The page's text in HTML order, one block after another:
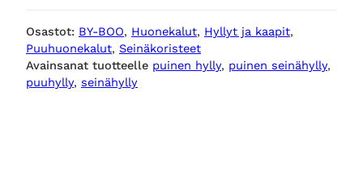
p
u
Osastot: BY-BOO, Huonekalut, Hyllyt ja kaapit
Puuhuonekalut, Seinäkoristeet
Avainsanat tuotteelle puinen hylly, puinen seinähylly
puuhylly, seinähylly